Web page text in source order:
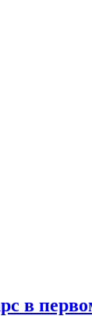
в